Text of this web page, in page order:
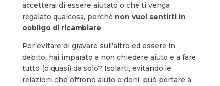
accetterai di essere aiutato o che ti venga
regalato qualcosa, perché non vuoi sentirti in
obbligo di ricambiare.
Per evitare di gravare sull’altro ed essere in
debito, hai imparato a non chiedere aiuto e a fare
tutto (o quasi) da solo? Isolarti, evitando le
relazioni che offrono aiuto e doni, può portare a